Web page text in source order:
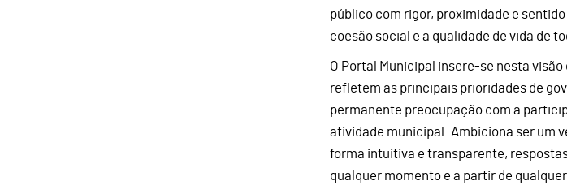
público com rigor, proximidade e
coesão social e a qualidade de vida de
O Portal Municipal insere-se nesta
refletem as principais prioridades de
permanente preocupação com a
atividade municipal. Ambiciona ser um
forma intuitiva e transparente,
qualquer momento e a partir de qualquer